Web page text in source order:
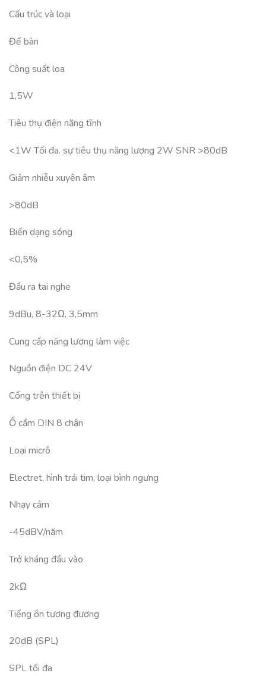
Cấu trúc và loại
Để bàn
Công suất loa
1,5W
Tiêu thụ điện năng tĩnh
<1W Tối đa. sự tiêu thụ năng lượng 2W SNR >80dB
Giảm nhiễu xuyên âm
>80dB
Biến dạng sóng
<0,5%
Đầu ra tai nghe
9dBu, 8-32Ω, 3,5mm
Cung cấp năng lượng làm việc
Nguồn điện DC 24V
Cổng trên thiết bị
Ổ cắm DIN 8 chân
Loại micrô
Electret, hình trái tim, loại bình ngưng
Nhạy cảm
-45dBV/năm
Trở kháng đầu vào
2kΩ
Tiếng ồn tương đương
20dB (SPL)
SPL tối đa